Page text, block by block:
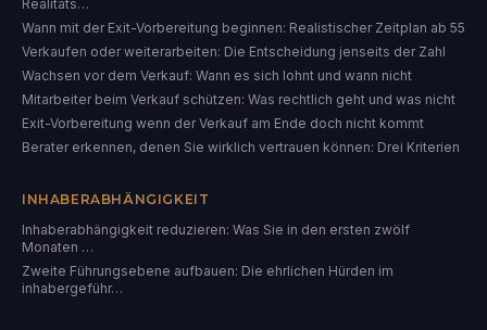
Realitäts…
Wann mit der Exit-Vorbereitung beginnen: Realistischer Zeitplan ab 55
Verkaufen oder weiterarbeiten: Die Entscheidung jenseits der Zahl
Wachsen vor dem Verkauf: Wann es sich lohnt und wann nicht
Mitarbeiter beim Verkauf schützen: Was rechtlich geht und was nicht
Exit-Vorbereitung wenn der Verkauf am Ende doch nicht kommt
Berater erkennen, denen Sie wirklich vertrauen können: Drei Kriterien
INHABERABHÄNGIGKEIT
Inhaberabhängigkeit reduzieren: Was Sie in den ersten zwölf
Monaten …
Zweite Führungsebene aufbauen: Die ehrlichen Hürden im
inhabergeführ…